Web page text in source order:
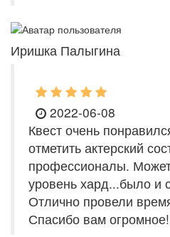
Иришка Палыгина
2022-06-08
Квест очень
отметить актерский
профессионалы.
уровень хард...было и
Отлично провели
Спасибо вам